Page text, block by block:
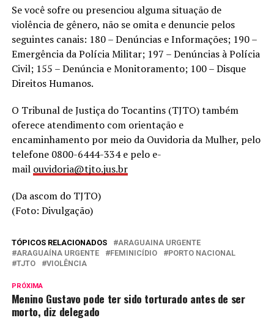
Se você sofre ou presenciou alguma situação de
violência de gênero, não se omita e denuncie pelos
seguintes canais: 180 – Denúncias e Informações; 190 –
Emergência da Polícia Militar; 197 – Denúncias à Polícia
Civil; 155 – Denúncia e Monitoramento; 100 – Disque
Direitos Humanos.
O Tribunal de Justiça do Tocantins (TJTO) também
oferece atendimento com orientação e
encaminhamento por meio da Ouvidoria da Mulher, pelo
telefone 0800-6444-334 e pelo e-
mail ouvidoria@tjto.jus.br
(Da ascom do TJTO)
(Foto: Divulgação)
TÓPICOS RELACIONADOS
ARAGUAINA URGENTE
ARAGUAÍNA URGENTE
FEMINICÍDIO
PORTO NACIONAL
TJTO
VIOLÊNCIA
PRÓXIMA
Menino Gustavo pode ter sido torturado antes de ser
morto, diz delegado